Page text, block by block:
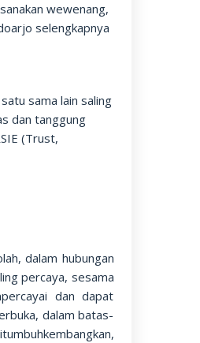
wewenang,
selengkapnya
sama lain saling
dan tanggung
(Trust,
dalam hubungan
percaya, sesama
dan dapat
dalam batas-